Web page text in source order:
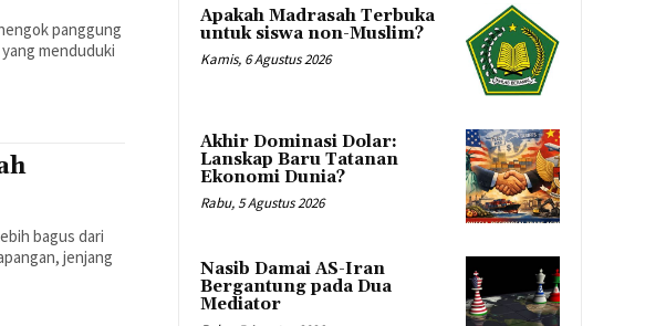
panggung
menduduki
bagus dari
jenjang
Apakah Madrasah Terbuka
untuk siswa non-Muslim?
Kamis, 6 Agustus 2026
Akhir Dominasi Dolar:
Lanskap Baru Tatanan
Ekonomi Dunia?
Rabu, 5 Agustus 2026
Nasib Damai AS-Iran
Bergantung pada Dua
Mediator